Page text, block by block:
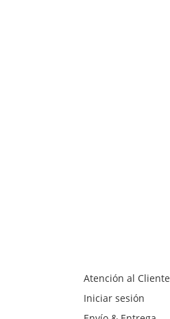
Atención al Cliente
Iniciar sesión